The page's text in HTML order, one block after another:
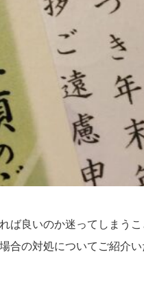
ば良いのか迷ってしまう
合の対処についてご紹介い